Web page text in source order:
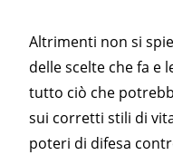
Altrimenti non si
delle scelte che fa e
tutto ciò che
sui corretti stili di
poteri di difesa